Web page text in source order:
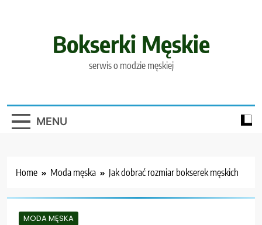
Bokserki Męskie
serwis o modzie męskiej
MENU
Home Moda męska Jak dobrać rozmiar bokserek męskich
MODA MĘSKA